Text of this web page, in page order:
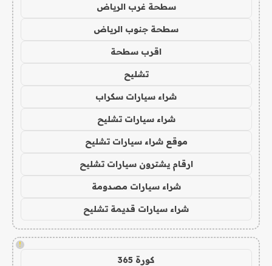
سطحة غرب الرياض
سطحة جنوب الرياض
اقرب سطحة
تشليح
شراء سيارات سكراب
شراء سيارات تشليح
موقع شراء سيارات تشليح
ارقام يشترون سيارات تشليح
شراء سيارات مصدومة
شراء سيارات قديمة تشليح
!
كورة 365